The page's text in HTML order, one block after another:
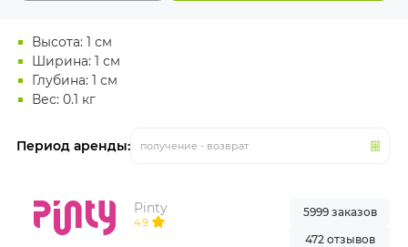
Высота: 1 см
Ширина: 1 см
Глубина: 1 см
Вес: 0.1 кг
Период аренды: получение - возврат
Pinty
4.9
5999 заказов
472 отзывов